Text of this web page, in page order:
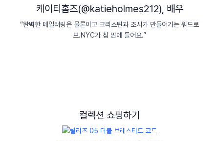
케이티홈즈(@katieholmes212), 배우
“완벽한 테일러링은 물론이고 크리스틴과 조시가 만들어가는 워드로
브.NYC가 참 맘에 들어요.”
컬렉션 쇼핑하기